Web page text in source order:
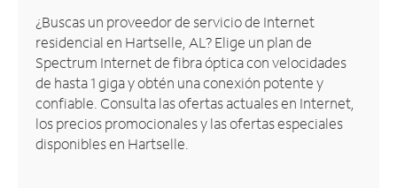
Inglés
Administrar
cuenta
Encuentra
una
tienda
¿Buscas un proveedor de servicio de Internet
residencial en Hartselle, AL? Elige un plan de
Spectrum Internet de fibra óptica con velocidades
de hasta 1 giga y obtén una conexión potente y
confiable. Consulta las ofertas actuales en Internet,
los precios promocionales y las ofertas especiales
disponibles en Hartselle.